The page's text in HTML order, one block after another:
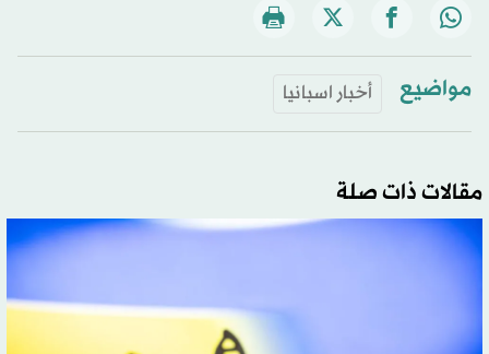
مواضيع أخبار اسبانيا
مقالات ذات صلة